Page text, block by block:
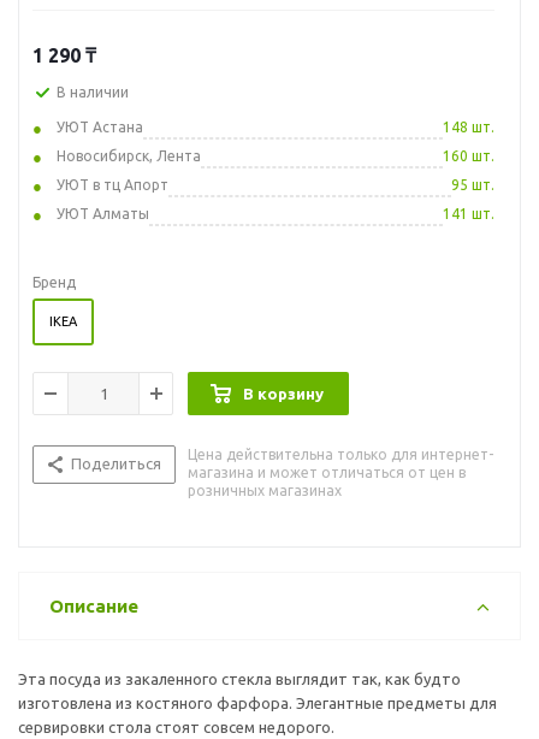
1 290 ₸
В наличии
УЮТ Астана
148 шт.
Новосибирск, Лента
160 шт.
УЮТ в тц Апорт
95 шт.
УЮТ Алматы
141 шт.
Бренд
IKEA
В корзину
Поделиться
Цена действительна только для интернет-
магазина и может отличаться от цен в
розничных магазинах
Описание
Эта посуда из закаленного стекла выглядит так, как будто
изготовлена из костяного фарфора. Элегантные предметы для
сервировки стола стоят совсем недорого.